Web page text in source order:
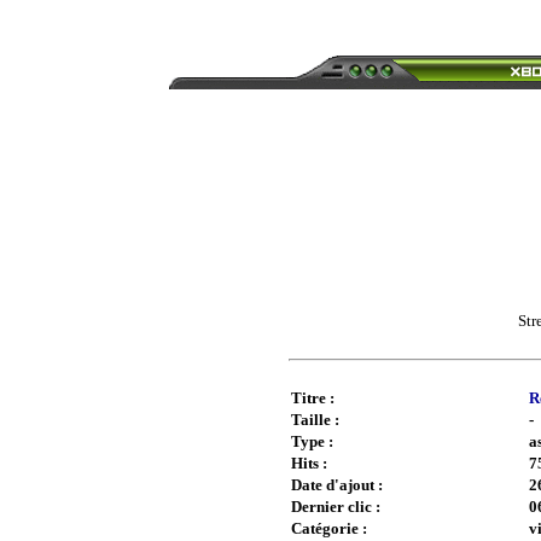
Titre :
Taille :
-
Type :
Hits :
Date d'ajout :
Dernier clic :
Catégorie :